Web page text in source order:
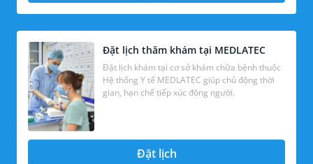
Đặt lịch thăm khám tại MEDLATEC
Đặt lịch khám tại cơ sở khám chữa bệnh thuộc
Hệ thống Y tế MEDLATEC giúp chủ động thời
gian, hạn chế tiếp xúc đông người.
Đặt lịch